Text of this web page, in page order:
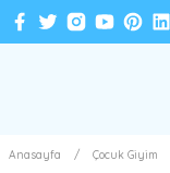
Anasayfa Çocuk Giyim